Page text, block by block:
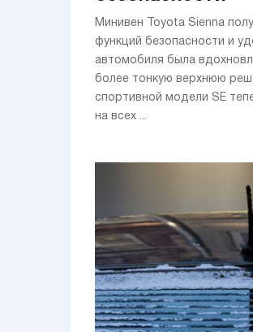
Минивен Toyota Sienna
функций безопасности и
автомобиля была
более тонкую верхнюю
спортивной модели SE
на всех ...